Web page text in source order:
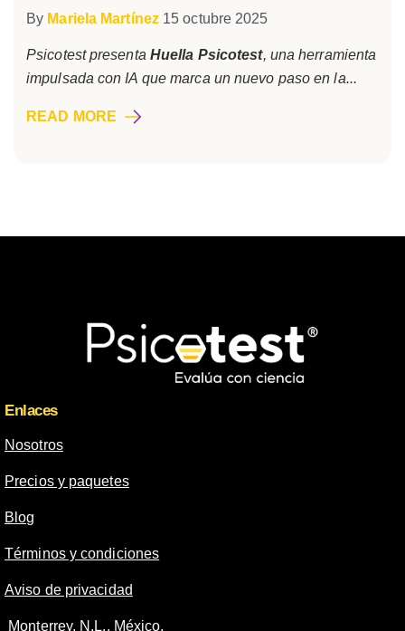
By Mariela Martínez 15 octubre 2025
Psicotest presenta Huella Psicotest, una herramienta
impulsada con IA que marca un nuevo paso en la...
READ MORE
Enlaces
Nosotros
Precios y paquetes
Blog
Términos y condiciones
Aviso de privacidad
Monterrey, N.L., México.